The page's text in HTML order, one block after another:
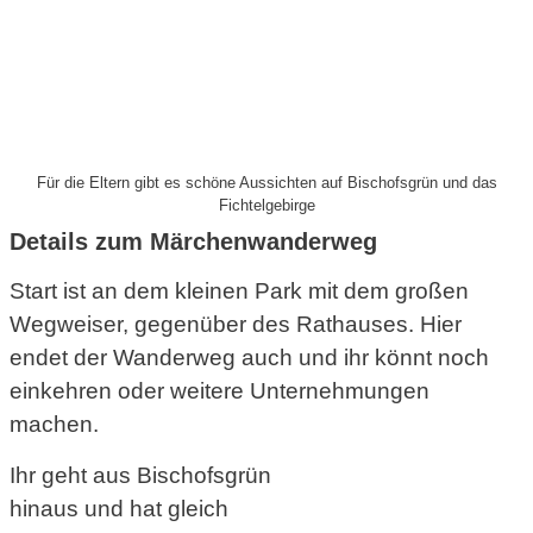
Für die Eltern gibt es schöne Aussichten auf Bischofsgrün und das
Fichtelgebirge
Details zum Märchenwanderweg
Start ist an dem kleinen Park mit dem großen
Wegweiser, gegenüber des Rathauses. Hier
endet der Wanderweg auch und ihr könnt noch
einkehren oder weitere Unternehmungen
machen.
Ihr geht aus Bischofsgrün
hinaus und hat gleich